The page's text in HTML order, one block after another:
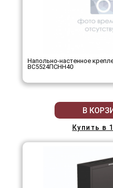
Напольно-настенное
ВС5524ПСНН40
В
Купить в